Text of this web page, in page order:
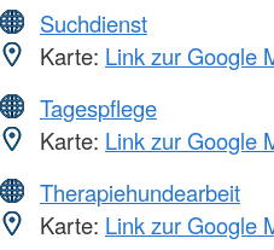
Suchdienst
Karte: Link zur Google
Tagespflege
Karte: Link zur Google
Therapiehundearbeit
Karte: Link zur Google